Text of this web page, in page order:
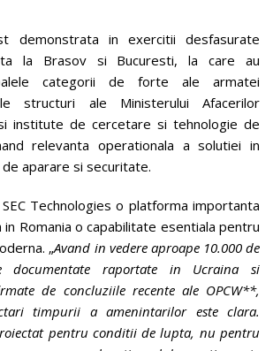
demonstrata in exercitii desfasurate
la Brasov si Bucuresti, la care au
categorii de forte ale armatei
structuri ale Ministerului Afacerilor
institute de cercetare si tehnologie de
relevanta operationala a solutiei in
aparare si securitate.
Technologies o platforma importanta
Romania o capabilitate esentiala pentru
„Avand in vedere aproape 10.000 de
documentate raportate in Ucraina si
de concluziile recente ale OPCW**,
timpurii a amenintarilor este clara.
pentru conditii de lupta, nu pentru